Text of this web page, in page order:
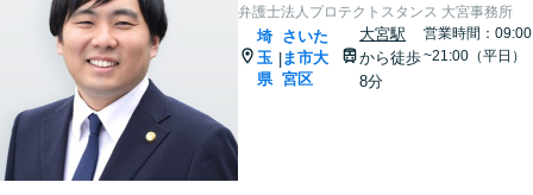
弁護士法人プロテクトスタンス 大宮事務所
埼
玉
県
|
さいた
ま市大
宮区
大宮駅
から徒歩
8分
営業時間：09:00
~21:00（平日）